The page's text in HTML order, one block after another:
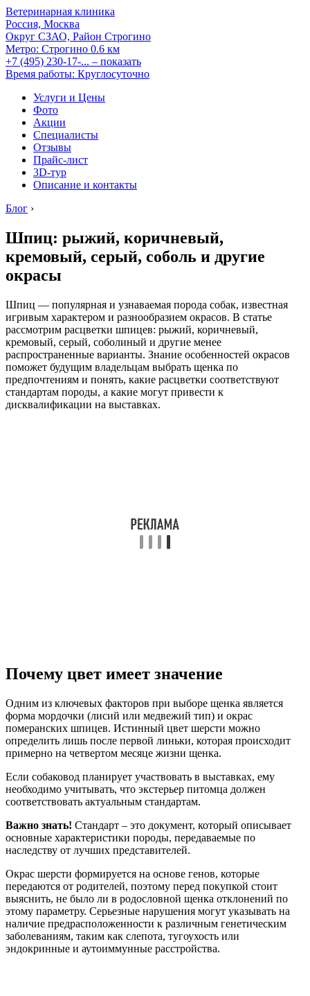
Ветеринарная клиника
Россия, Москва
Округ СЗАО, Район Строгино
Метро: Строгино 0.6 км
+7 (495) 230-17-... – показать
Время работы: Круглосуточно
Услуги и Цены
Фото
Акции
Специалисты
Отзывы
Прайс-лист
3D-тур
Описание и контакты
Блог ›
Шпиц: рыжий, коричневый,
кремовый, серый, соболь и другие
окрасы
Шпиц — популярная и узнаваемая порода собак, известная
игривым характером и разнообразием окрасов. В статье
рассмотрим расцветки шпицев: рыжий, коричневый,
кремовый, серый, соболиный и другие менее
распространенные варианты. Знание особенностей окрасов
поможет будущим владельцам выбрать щенка по
предпочтениям и понять, какие расцветки соответствуют
стандартам породы, а какие могут привести к
дисквалификации на выставках.
Почему цвет имеет значение
Одним из ключевых факторов при выборе щенка является
форма мордочки (лисий или медвежий тип) и окрас
померанских шпицев. Истинный цвет шерсти можно
определить лишь после первой линьки, которая происходит
примерно на четвертом месяце жизни щенка.
Если собаковод планирует участвовать в выставках, ему
необходимо учитывать, что экстерьер питомца должен
соответствовать актуальным стандартам.
Важно знать! Стандарт – это документ, который описывает
основные характеристики породы, передаваемые по
наследству от лучших представителей.
Окрас шерсти формируется на основе генов, которые
передаются от родителей, поэтому перед покупкой стоит
выяснить, не было ли в родословной щенка отклонений по
этому параметру. Серьезные нарушения могут указывать на
наличие предрасположенности к различным генетическим
заболеваниям, таким как слепота, тугоухость или
эндокринные и аутоиммунные расстройства.